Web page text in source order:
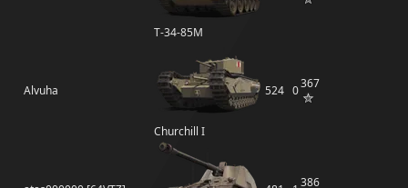
Т-34-85М
Alvuha
Churchill I
524 0367
386